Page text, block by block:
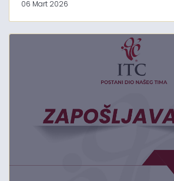
06 Mart 2026